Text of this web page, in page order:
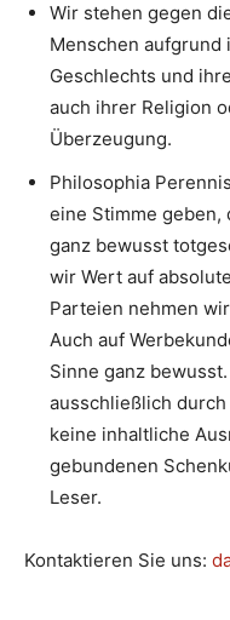
Wir stehen gegen
Menschen aufgrund
Geschlechts und
auch ihrer Religion
Überzeugung.
Philosophia
eine Stimme geben,
ganz bewusst
wir Wert auf
Parteien nehmen
Auch auf
Sinne ganz
ausschließlich
keine inhaltliche
gebundenen
Leser.
Kontaktieren Sie uns: